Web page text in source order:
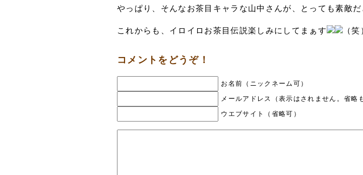
やっぱり、そんなお茶目キャラな山中さんが、とっても素敵だ
これからも、イロイロお茶目伝説楽しみにしてまぁす （笑
コメントをどうぞ！
お名前（ニックネーム可）
メールアドレス（表示はされません。省略
ウエブサイト（省略可）